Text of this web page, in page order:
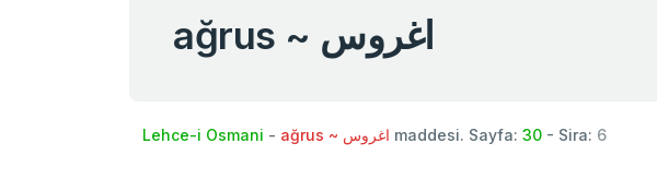
ağrus ~ اغروس
Lehce-i Osmani - ağrus ~ اغروس maddesi. Sayfa: 30 - Sira: 6